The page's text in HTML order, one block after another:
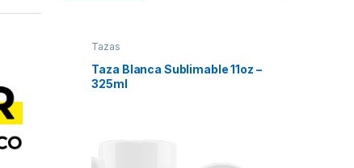
Tazas
Taza Blanca Sublimable 11oz –
325ml